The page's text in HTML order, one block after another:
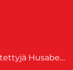
Tutustu laajaan valikoimaamme käytettyjä Husaberg FE moottoripyöriä ja avaa oven uusiin, jännittäviin ajomahdollisuuksiin. Kukin käytetty Husaberg FE moottoripyörä valikoimassamme tarjotavat sinulle parasta laatua seikkailullisiin ajokokemuksiin. Olitpa sitten maastoharrastaja, enduro-kuljettaja tai seikkailullinen kaupunkipyöräilijä, meillä on sopiva vaihtoehto odottamassa sinua. Koe vapauden tunne ja voiman syke jokaisella kaasun painalluksella Husaberg FE moottoripyörän selässä. Valitse luotettava kumppani matkoillesi, joka on sekä suorituskykyinen että tyylikäs. Tutustu yksityiskohtaisiin tietoihin jokaisesta moottoripyörästämme, löydä itsellesi sopivin malli ja aloita seuraava seikkailusi nyt. Ota ohjaus itsellesi, tartu tilaisuuteen ja anna Husaberg FE moottoripyörän viedä sinut kohti unohtumattomia ajokokemuksia!